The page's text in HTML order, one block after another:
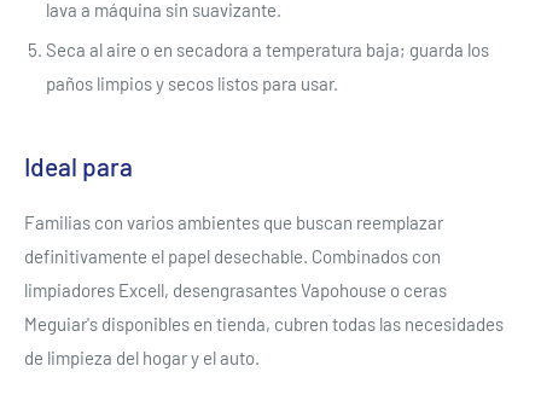
lava a máquina sin suavizante.
Seca al aire o en secadora a temperatura baja; guarda los
paños limpios y secos listos para usar.
Ideal para
Familias con varios ambientes que buscan reemplazar
definitivamente el papel desechable. Combinados con
limpiadores Excell, desengrasantes Vapohouse o ceras
Meguiar's disponibles en tienda, cubren todas las necesidades
de limpieza del hogar y el auto.